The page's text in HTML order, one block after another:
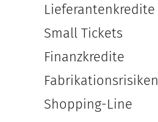
Lieferantenkredite
Small Tickets
Finanzkredite
Fabrikationsrisiken
Shopping-Line